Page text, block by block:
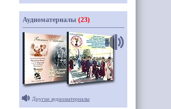
Аудиоматериалы (23)
Другие аудиоматериалы